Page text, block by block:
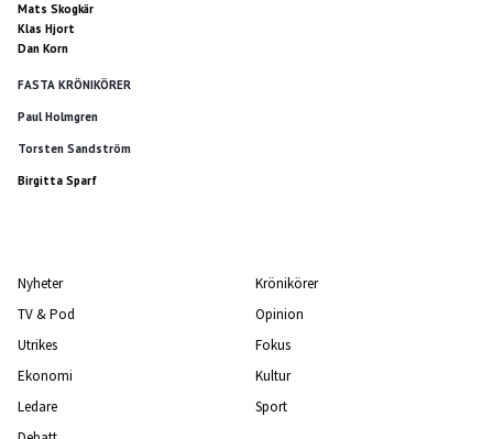
Mats Skogkär
Klas Hjort
Dan Korn
FASTA KRÖNIKÖRER
Paul Holmgren
Torsten Sandström
Birgitta Sparf
Nyheter
TV & Pod
Utrikes
Ekonomi
Ledare
Krönikörer
Opinion
Fokus
Kultur
Sport